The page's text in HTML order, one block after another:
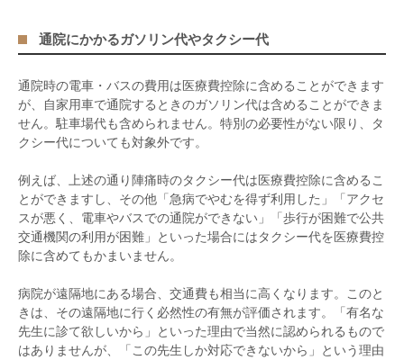
通院にかかるガソリン代やタクシー代
通院時の電車・バスの費用は医療費控除に含めることができます
が、自家用車で通院するときのガソリン代は含めることができま
せん。駐車場代も含められません。特別の必要性がない限り、タ
クシー代についても対象外です。
例えば、上述の通り陣痛時のタクシー代は医療費控除に含めるこ
とができますし、その他「急病でやむを得ず利用した」「アクセ
スが悪く、電車やバスでの通院ができない」「歩行が困難で公共
交通機関の利用が困難」といった場合にはタクシー代を医療費控
除に含めてもかまいません。
病院が遠隔地にある場合、交通費も相当に高くなります。このと
きは、その遠隔地に行く必然性の有無が評価されます。「有名な
先生に診て欲しいから」といった理由で当然に認められるもので
はありませんが、「この先生しか対応できないから」という理由